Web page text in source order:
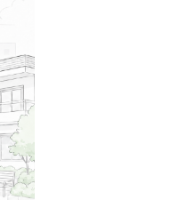
る